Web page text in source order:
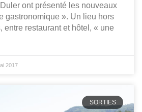
ont présenté les nouveaux
gastronomique ». Un lieu hors
entre restaurant et hôtel, « une
2017
SORTIES